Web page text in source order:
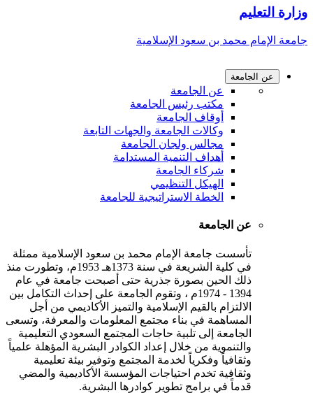
وزارة التعليم
جامعة الإمام محمد بن سعود الإسلامية
عن الجامعة
عن الجامعة
مكتب رئيس الجامعة
أوقاف الجامعة
وكالات الجامعة والجهات التابعة
مجالس ولجان الجامعة
أهداف التنمية المستدامة
شركاء الجامعة
الهيكل التنظيمي
الخطة الاستراتيجية للجامعة
عن الجامعة
تأسست جامعة الإمام محمد بن سعود الإسلامية ممثلة
في كلية الشريعة في سنة 1373هـ 1953م، وتطورت منذ
ذلك الحين بصورة جذرية حتى أصبحت جامعة في عام
1394 - 1974م ، وتقوم الجامعة على إحداث التكامل بين
الالتزام بالقيم الإسلامية والتميز الأكاديمي من أجل
المساهمة في بناء مجتمع المعلومات والمعرفة، وتسعى
الجامعة إلى تلبية حاجات المجتمع السعودي التعليمية
والتنموية من خلال إعداد الكوادر البشرية المؤهلة علمياً
وثقافياً وفكرياً لخدمة المجتمع وتوفير بيئة تعليمية
وثقافية تخدم احتياجات المؤسسة الأكاديمية والمضي
قدماً في برامج تطوير كوادرها البشرية.